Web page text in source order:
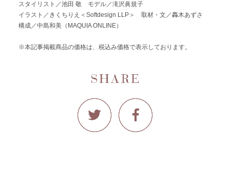
スタイリスト／池田 敬 モデル／滝沢眞規子
イラスト／きくちりえ＜Softdesign LLP＞ 取材・文／轟木あずさ
構成／中島和美（MAQUIA ONLINE）
※本記事掲載商品の価格は、税込み価格で表示しております。